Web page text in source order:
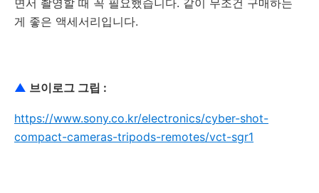
면서 촬영할 때 꼭 필요했습니다. 같이 무조건 구매하는
게 좋은 액세서리입니다.
▲ 브이로그 그립 :
https://www.sony.co.kr/electronics/cyber-shot-
compact-cameras-tripods-remotes/vct-sgr1